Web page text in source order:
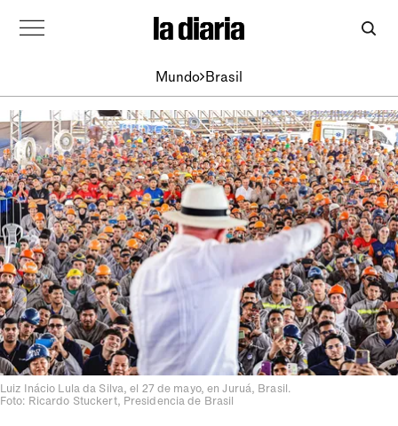
Mundo Brasil
Luiz Inácio Lula da Silva, el 27 de mayo, en Juruá, Brasil.
Foto: Ricardo Stuckert, Presidencia de Brasil